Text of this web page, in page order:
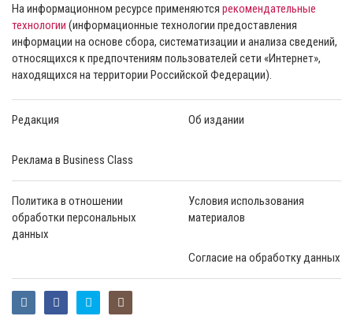
На информационном ресурсе применяются рекомендательные
технологии (информационные технологии предоставления
информации на основе сбора, систематизации и анализа сведений,
относящихся к предпочтениям пользователей сети «Интернет»,
находящихся на территории Российской Федерации).
Редакция Об издании
Реклама в Business Class
Политика в отношении
обработки персональных
данных
Условия использования
материалов
Согласие на обработку данных